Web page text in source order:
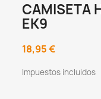
CAMISETA
EK9
18,95 €
Impuestos incluidos